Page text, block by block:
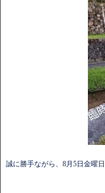
誠に勝手ながら、8月5日金曜